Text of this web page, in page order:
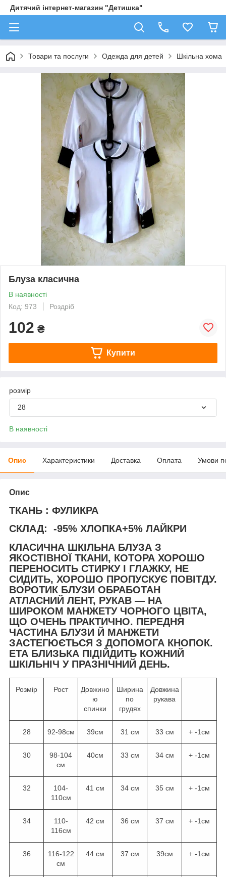
Дитячий інтернет-магазин "Детишка"
Товари та послуги Одежда для детей Шкільна хома
Блуза класична
В наявності
Код: 973
Роздріб
102 ₴
Купити
розмір
28
В наявності
Опис Характеристики Доставка Оплата Умови
Опис
ТКАНЬ : ФУЛИКРА
СКЛАД: -95% ХЛОПКА+5% ЛАЙКРИ
КЛАСИЧНА ШКІЛЬНА БЛУЗА З
ЯКОСТІВНОЇ ТКАНИ, КОТОРА ХОРОШО
ПЕРЕНОСИТЬ СТИРКУ І ГЛАЖКУ, НЕ
СИДИТЬ, ХОРОШО ПРОПУСКУЄ ПОВІТДУ.
ВОРОТИК БЛУЗИ ОБРАБОТАН
АТЛАСНИЙ ЛЕНТ, РУКАВ — НА
ШИРОКОМ МАНЖЕТУ ЧОРНОГО ЦВІТА,
ЩО ОЧЕНЬ ПРАКТИЧНО. ПЕРЕДНЯ
ЧАСТИНА БЛУЗИ Й МАНЖЕТИ
ЗАСТЕГЮЄТЬСЯ З ДОПОМОГА КНОПОК.
ЕТА БЛИЗЬКА ПІДІЙДИТЬ КОЖНИЙ
ШКІЛЬНІЧ У ПРАЗНІЧНИЙ ДЕНЬ.
Розмір Рост
Довжино
ю
спинки
Ширина
по
грудях
Довжина
рукава
28 92-98см 39см 31 см 33 см + -1см
30
98-104
см
40см 33 см 34 см + -1см
32
104-
110см
41 см 34 см 35 см + -1см
34
110-
116см
42 см 36 см 37 см + -1см
36
116-122
см
44 см 37 см 39см + -1см